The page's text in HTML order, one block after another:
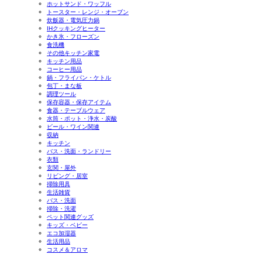
ホットサンド・ワッフル
トースター・レンジ・オーブン
炊飯器・電気圧力鍋
IHクッキングヒーター
かき氷・フローズン
食洗機
その他キッチン家電
キッチン用品
コーヒー用品
鍋・フライパン・ケトル
包丁・まな板
調理ツール
保存容器・保存アイテム
食器・テーブルウェア
水筒・ポット・浄水・炭酸
ビール・ワイン関連
収納
キッチン
バス・洗面・ランドリー
衣類
玄関・屋外
リビング・居室
掃除用具
生活雑貨
バス・洗面
掃除・洗濯
ペット関連グッズ
キッズ・ベビー
エコ加湿器
生活用品
コスメ＆アロマ